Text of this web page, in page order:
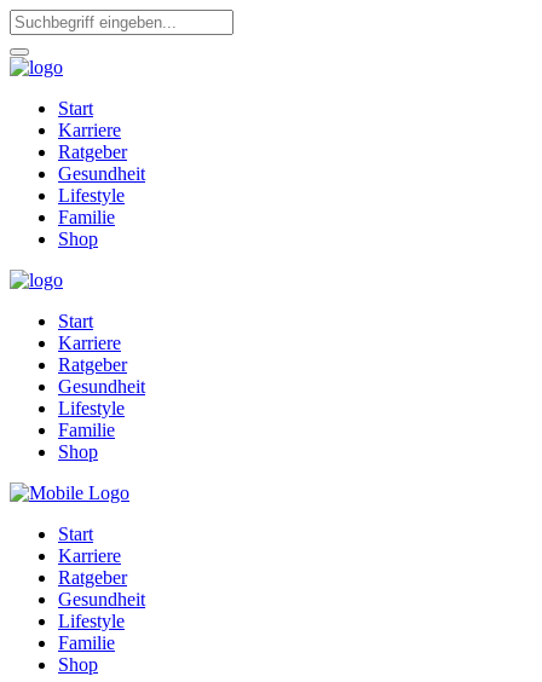
Start
Karriere
Ratgeber
Gesundheit
Lifestyle
Familie
Shop
Start
Karriere
Ratgeber
Gesundheit
Lifestyle
Familie
Shop
Start
Karriere
Ratgeber
Gesundheit
Lifestyle
Familie
Shop